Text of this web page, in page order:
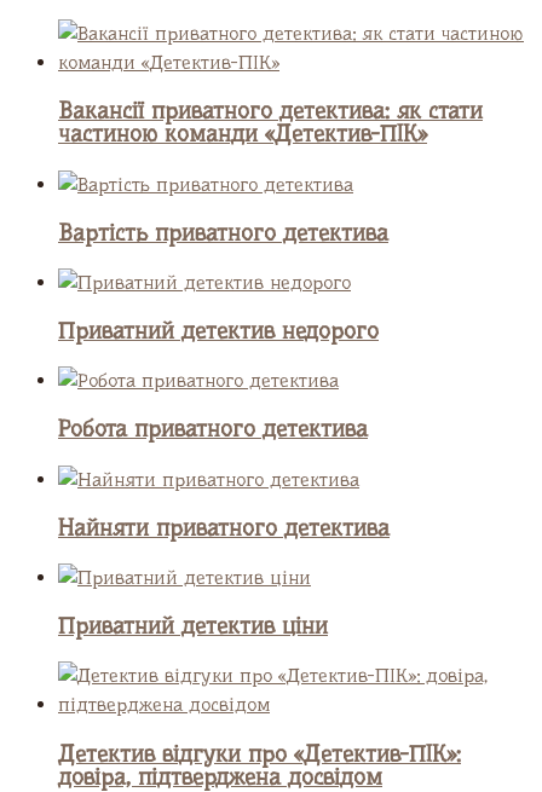
Вакансії приватного детектива: як стати
частиною команди «Детектив-ПІК»
Вартість приватного детектива
Приватний детектив недорого
Робота приватного детектива
Найняти приватного детектива
Приватний детектив ціни
Детектив відгуки про «Детектив-ПІК»:
довіра, підтверджена досвідом